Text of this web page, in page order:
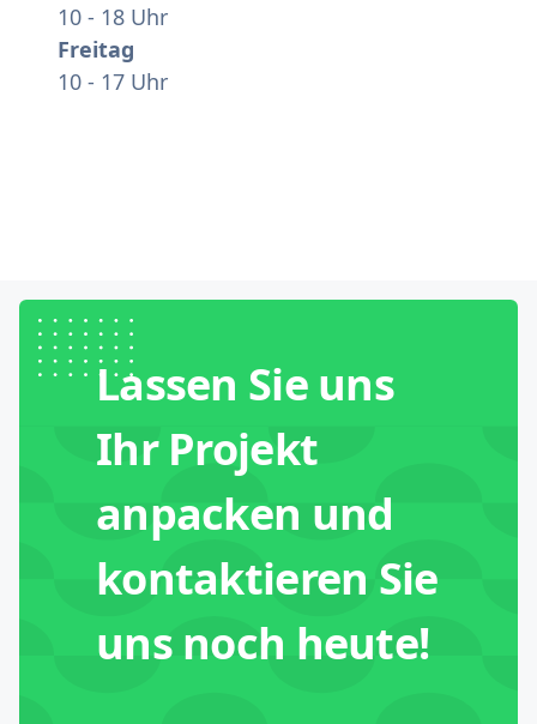
10 - 18 Uhr
Freitag
10 - 17 Uhr
Lassen Sie uns
Ihr Projekt
anpacken und
kontaktieren Sie
uns noch heute!